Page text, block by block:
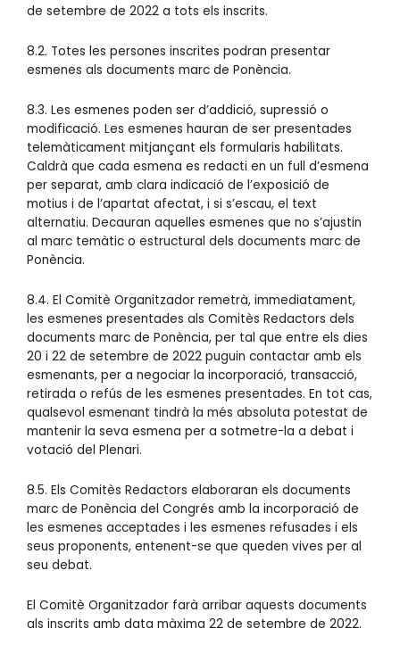
de setembre de 2022 a tots els inscrits.
8.2. Totes les persones inscrites podran presentar
esmenes als documents marc de Ponència.
8.3. Les esmenes poden ser d’addició, supressió o
modificació. Les esmenes hauran de ser presentades
telemàticament mitjançant els formularis habilitats.
Caldrà que cada esmena es redacti en un full d’esmena
per separat, amb clara indicació de l’exposició de
motius i de l’apartat afectat, i si s’escau, el text
alternatiu. Decauran aquelles esmenes que no s’ajustin
al marc temàtic o estructural dels documents marc de
Ponència.
8.4. El Comitè Organitzador remetrà, immediatament,
les esmenes presentades als Comitès Redactors dels
documents marc de Ponència, per tal que entre els dies
20 i 22 de setembre de 2022 puguin contactar amb els
esmenants, per a negociar la incorporació, transacció,
retirada o refús de les esmenes presentades. En tot cas,
qualsevol esmenant tindrà la més absoluta potestat de
mantenir la seva esmena per a sotmetre-la a debat i
votació del Plenari.
8.5. Els Comitès Redactors elaboraran els documents
marc de Ponència del Congrés amb la incorporació de
les esmenes acceptades i les esmenes refusades i els
seus proponents, entenent-se que queden vives per al
seu debat.
El Comitè Organitzador farà arribar aquests documents
als inscrits amb data màxima 22 de setembre de 2022.